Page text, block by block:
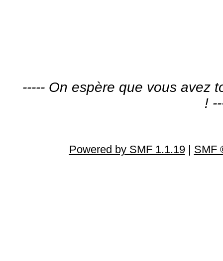
----- On espère que vous avez
!
Powered by SMF 1.1.19| SMF